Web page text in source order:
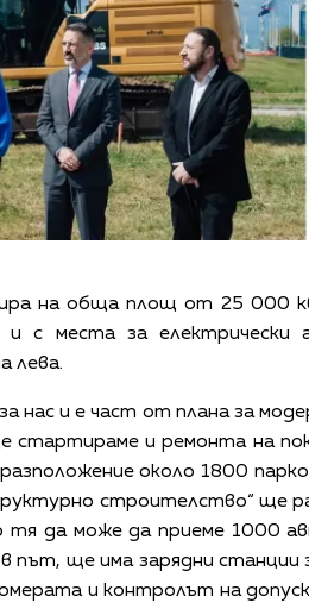
на обща площ от 25 000
с места за електрически
лева.
нас и е част от плана за
стартираме и ремонта на
около 1800
строителство“ ще
да може да приеме 1000
път, ще има зарядни станции
и контролът на